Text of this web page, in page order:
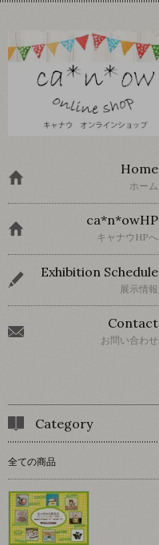
Home
ホーム
ca*n*owHP
キャナウHPへ
Exhibition Schedule
展示情報
Contact
お問い合わせ
Category
全ての商品